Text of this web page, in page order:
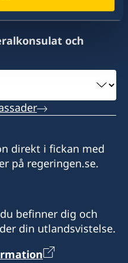
och
direkt i fickan med
på regeringen.se.
befinner dig och
din utlandsvistelse.